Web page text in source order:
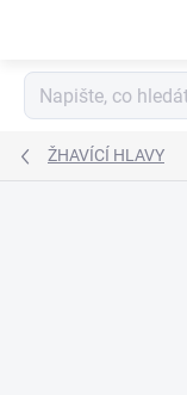
ŽHAVÍCÍ HLAVY